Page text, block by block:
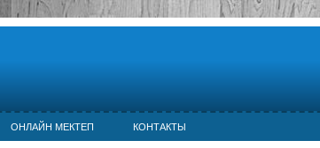
ОНЛАЙН МЕКТЕП КОНТАКТЫ